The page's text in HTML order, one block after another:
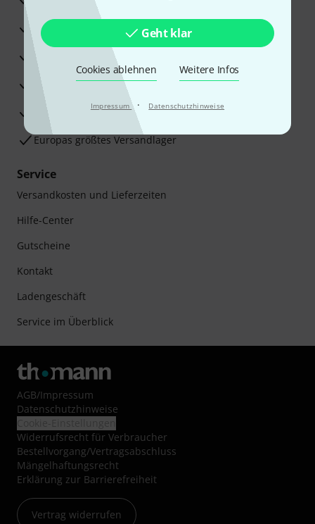
Geht klar
Cookies ablehnen Weitere Infos
Impressum · Datenschutzhinweise
30 Tage Money-Back-Garantie
Reparaturservice
Beratung durch Fachexperten
Zufriedenheitsgarantie
Europas größtes Versandlager
Service
Versandkosten und Lieferzeiten
Hilfe-Center
Gutscheine
Kontakt
Ladengeschäft
Service im Überblick
AGB/Impressum
Datenschutzhinweise
Widerrufsrecht für Verbraucher
Bestellvorgang/Vertragsabschluss
Mängelhaftungsrecht
Erklärung zur Barrierefreiheit
Vertrag widerrufen